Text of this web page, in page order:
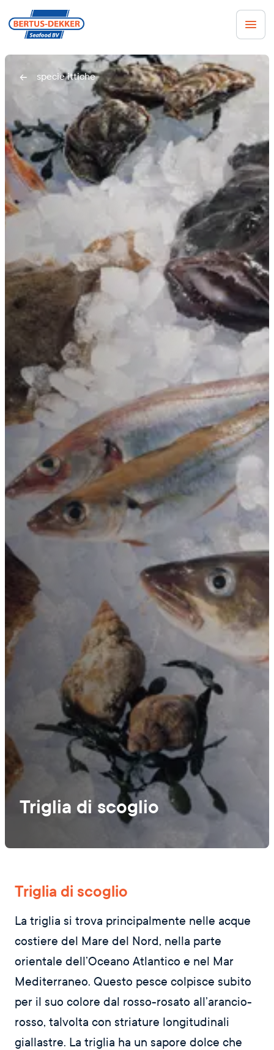
Triglia di scoglio
specie ittiche
Triglia di scoglio
La triglia si trova principalmente nelle acque
costiere del Mare del Nord, nella parte
orientale dell’Oceano Atlantico e nel Mar
Mediterraneo. Questo pesce colpisce subito
per il suo colore dal rosso-rosato all’arancio-
rosso, talvolta con striature longitudinali
giallastre. La triglia ha un sapore dolce che